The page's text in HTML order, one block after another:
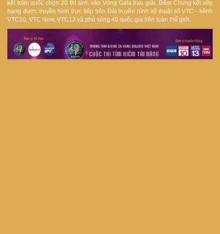
kết toàn quốc chọn 20 thí sinh vào Vòng Gala trao giải. Đêm Chung kết xếp
hạng được truyền hình trực tiếp trên Đài truyền hình kỹ thuật số VTC - kênh
VTC10, VTC Now, VTC13 và phủ sóng 40 quốc gia trên toàn thế giới.